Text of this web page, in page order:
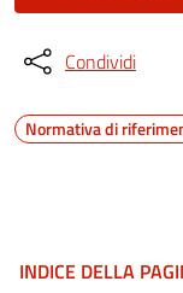
Condividi
Normativa di
INDICE DELLA